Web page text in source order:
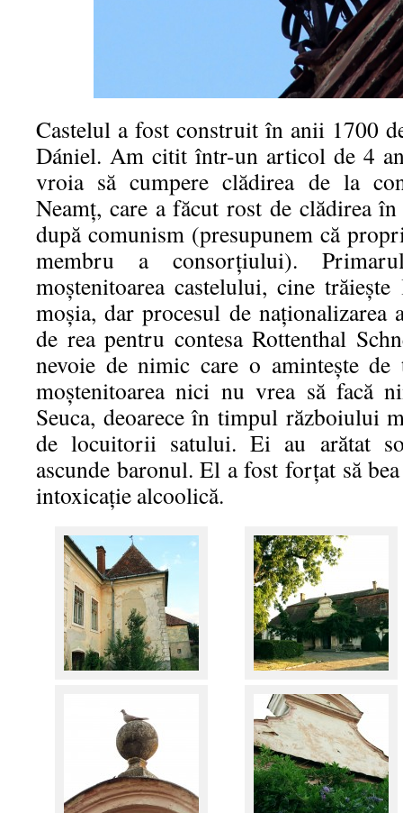
Castelul a fost construit în anii 1700
Dániel. Am citit într-un articol de 4
vroia să cumpere clădirea de la
Neamţ, care a făcut rost de clădirea
după comunism (presupunem că
membru a consorţiului).
moştenitoarea castelului, cine
moşia, dar procesul de naţionalizarea
de rea pentru contesa Rottenthal
nevoie de nimic care o aminteşte
moştenitoarea nici nu vrea să facă
Seuca, deoarece în timpul războiului
de locuitorii satului. Ei au arătat
ascunde baronul. El a fost forţat să
intoxicaţie alcoolică.